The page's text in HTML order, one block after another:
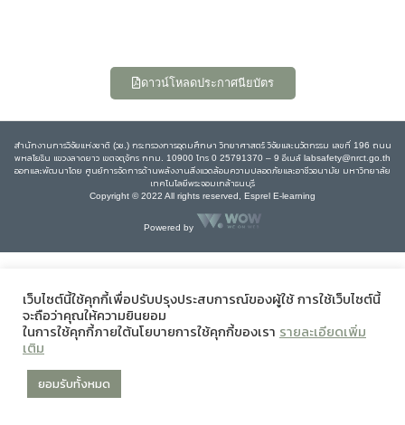
ดาวน์โหลดประกาศนียบัตร
สำนักงานการวิจัยแห่งชาติ (วช.) กระทรวงการอุดมศึกษา วิทยาศาสตร์ วิจัยและนวัตกรรม เลขที่ 196 ถนน
พหลโยธิน แขวงลาดยาว เขตจตุจักร กทม. 10900 โทร 0 25791370 – 9 อีเมล์ labsafety@nrct.go.th
ออกและพัฒนาโดย ศูนย์การจัดการด้านพลังงานสิ่งแวดล้อมความปลอดภัยและอาชีวอนามัย มหาวิทยาลัย
เทคโนโลยีพระจอมเกล้าธนบุรี
Copyright © 2022 All rights reserved, Esprel E-learning
Powered by
เว็บไซต์นี้ใช้คุกกี้เพื่อปรับปรุงประสบการณ์ของผู้ใช้ การใช้เว็บไซต์นี้
จะถือว่าคุณให้ความยินยอม
ในการใช้คุกกี้ภายใต้นโยบายการใช้คุกกี้ของเรา รายละเอียดเพิ่ม
เติม
ยอมรับทั้งหมด